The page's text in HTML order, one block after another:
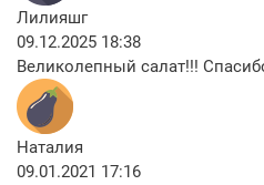
Лилияшг
09.12.2025 18:38
Великолепный салат!!!
Наталия
09.01.2021 17:16